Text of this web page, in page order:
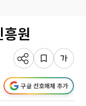
원
구글 선호매체 추가